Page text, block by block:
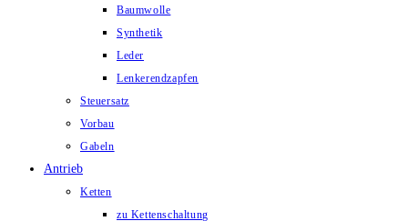
Baumwolle
Synthetik
Leder
Lenkerendzapfen
Steuersatz
Vorbau
Gabeln
Antrieb
Ketten
zu Kettenschaltung